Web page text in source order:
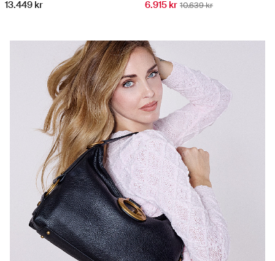
13.449 kr 6.915 kr 10.639 kr